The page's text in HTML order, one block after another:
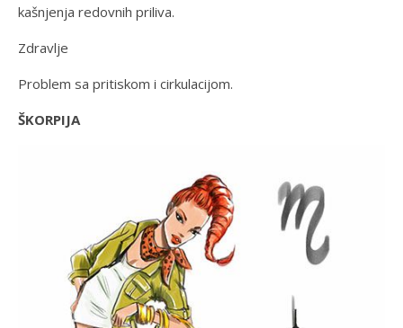
kašnjenja redovnih priliva.
Zdravlje
Problem sa pritiskom i cirkulacijom.
ŠKORPIJA